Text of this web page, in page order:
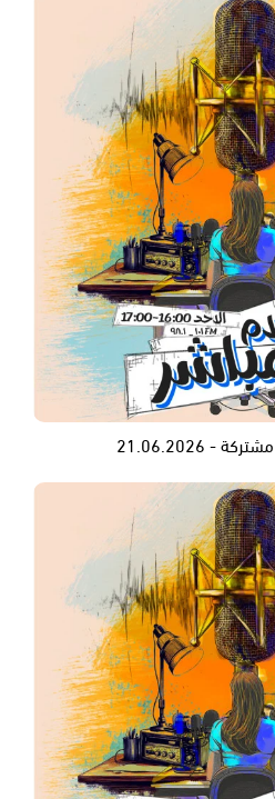
21.06.2026